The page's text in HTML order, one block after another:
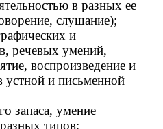
в разных ее
слушание);
и
речевых умений,
воспроизведение и
устной и письменной
запаса, умение
типов;